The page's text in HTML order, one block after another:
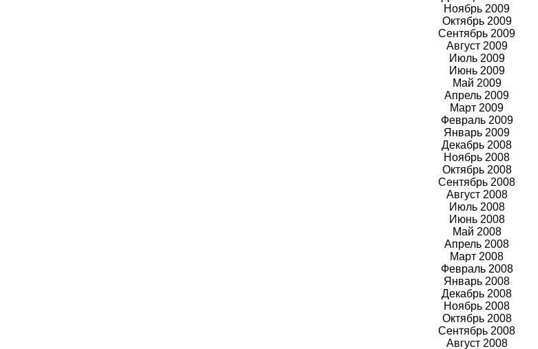
Ноябрь 2009
Октябрь 2009
Сентябрь 2009
Август 2009
Июль 2009
Июнь 2009
Май 2009
Апрель 2009
Март 2009
Февраль 2009
Январь 2009
Декабрь 2008
Ноябрь 2008
Октябрь 2008
Сентябрь 2008
Август 2008
Июль 2008
Июнь 2008
Май 2008
Апрель 2008
Март 2008
Февраль 2008
Январь 2008
Декабрь 2008
Ноябрь 2008
Октябрь 2008
Сентябрь 2008
Август 2008